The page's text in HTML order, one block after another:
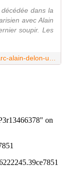
dans la
avec Alain
soupir. Les